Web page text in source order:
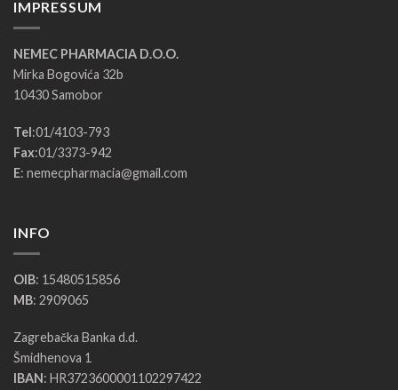
IMPRESSUM
NEMEC PHARMACIA D.O.O.
Mirka Bogovića 32b
10430 Samobor
Tel:01/4103-793
Fax:01/3373-942
E: nemecpharmacia@gmail.com
INFO
OIB: 15480515856
MB: 2909065
Zagrebačka Banka d.d.
Šmidhenova 1
IBAN: HR3723600001102297422